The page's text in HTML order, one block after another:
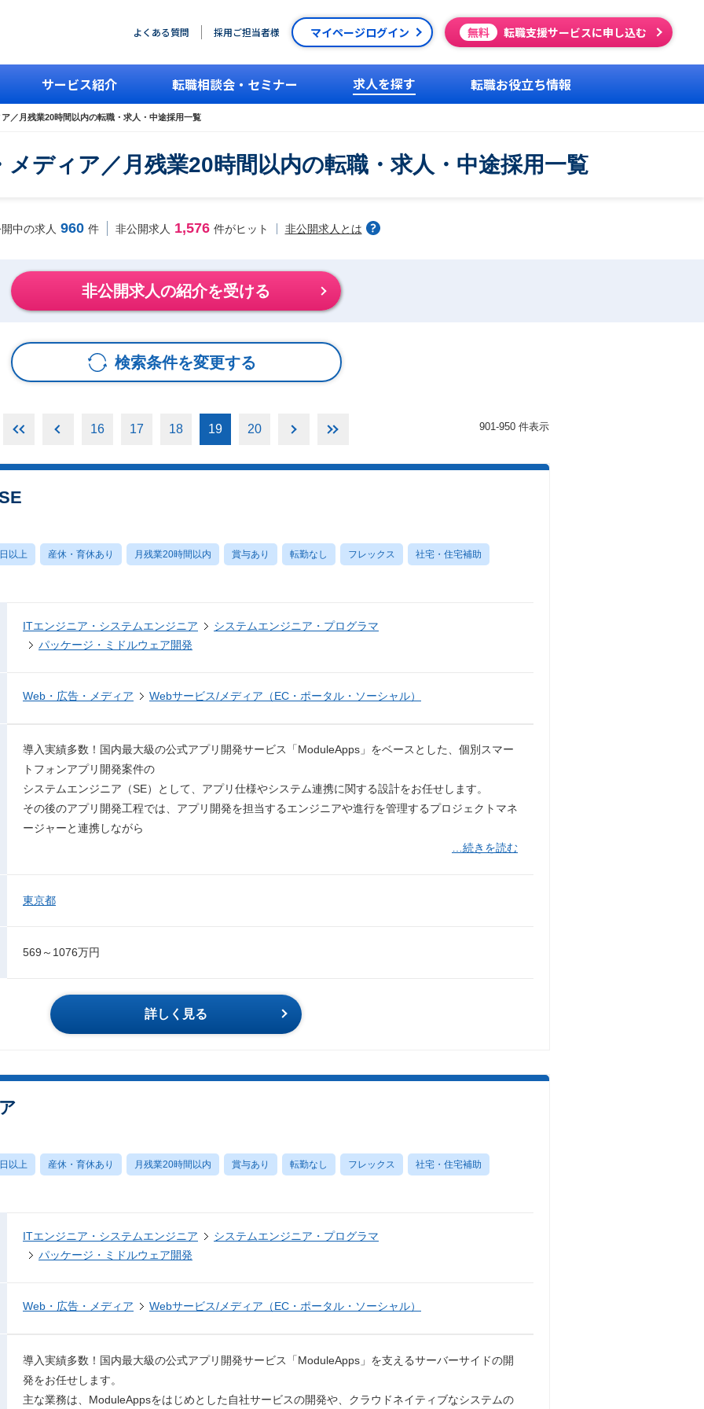
よくある質問 採用ご担当者様 マイページログイン 無料 転職支援サービスに申し込む
サービス紹介 転職相談会・セミナー 求人を探す 転職お役立ち情報
／月残業20時間以内の転職・求人・中途採用一覧
ディア／月残業20時間以内の転職・求人・中途採用一覧
中の求人 960 件 非公開求人 1,576 件がヒット 非公開求人とは
非公開求人の紹介を受ける
検索条件を変更する
16 17 18 19 20 901-950 件表示
以上 産休・育休あり 月残業20時間以内 賞与あり 転勤なし フレックス 社宅・住宅補助
ITエンジニア・システムエンジニア
システムエンジニア・プログラマ
パッケージ・ミドルウェア開発
Web・広告・メディア Webサービス/メディア（EC・ポータル・ソーシャル）
導入実績多数！国内最大級の公式アプリ開発サービス「ModuleApps」をベースとした、個別スマー
トフォンアプリ開発案件の
システムエンジニア（SE）として、アプリ仕様やシステム連携に関する設計をお任せします。
その後のアプリ開発工程では、アプリ開発を担当するエンジニアや進行を管理するプロジェクトマネ
ージャーと連携しながら
…続きを読む
東京都
569～1076万円
詳しく見る
以上 産休・育休あり 月残業20時間以内 賞与あり 転勤なし フレックス 社宅・住宅補助
ITエンジニア・システムエンジニア
システムエンジニア・プログラマ
パッケージ・ミドルウェア開発
Web・広告・メディア Webサービス/メディア（EC・ポータル・ソーシャル）
導入実績多数！国内最大級の公式アプリ開発サービス「ModuleApps」を支えるサーバーサイドの開
発をお任せします。
主な業務は、ModuleAppsをはじめとした自社サービスの開発や、クラウドネイティブなシステムの